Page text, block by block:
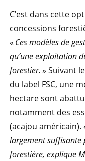
C’est dans cette
concessions
« Ces modèles de
qu’une exploitation
forestier.» Suivant
du label FSC, une
hectare sont
notamment des
(acajou américain).
largement suffisante
forestière, explique